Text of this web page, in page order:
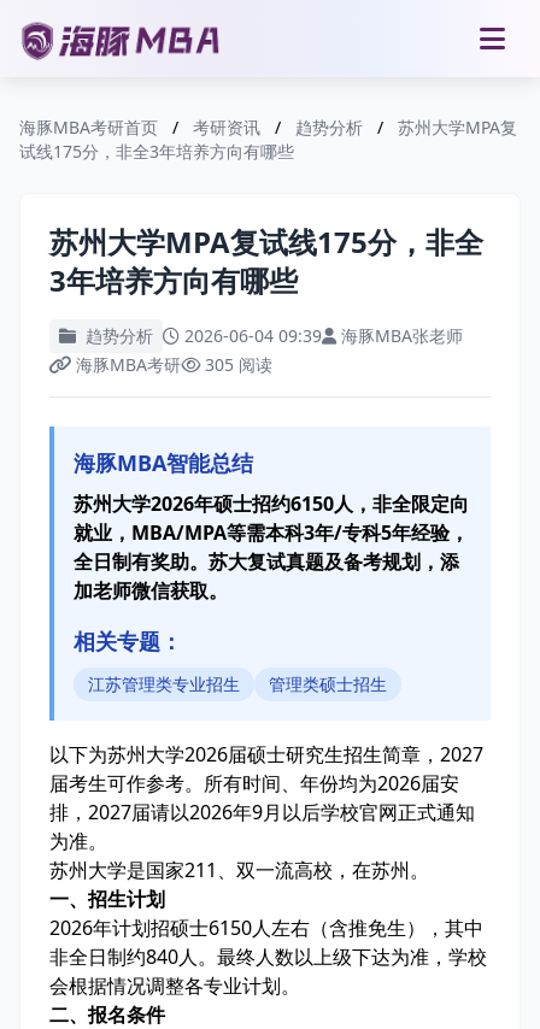
海豚MBA考研首页 / 考研资讯 / 趋势分析 /
苏州大学MPA复
试线175分，非全3年培养方向有哪些
苏州大学MPA复试线175分，非全
3年培养方向有哪些
趋势分析 2026-06-04 09:39
海豚MBA张老师
海豚MBA考研
305 阅读
海豚MBA智能总结
苏州大学2026年硕士招约6150人，非全限定向
就业，MBA/MPA等需本科3年/专科5年经验，
全日制有奖助。苏大复试真题及备考规划，添
加老师微信获取。
相关专题：
江苏管理类专业招生 管理类硕士招生
以下为苏州大学2026届硕士研究生招生简章，2027
届考生可作参考。所有时间、年份均为2026届安
排，2027届请以2026年9月以后学校官网正式通知
为准。
苏州大学是国家211、双一流高校，在苏州。
一、招生计划
2026年计划招硕士6150人左右（含推免生），其中
非全日制约840人。最终人数以上级下达为准，学校
会根据情况调整各专业计划。
二、报名条件